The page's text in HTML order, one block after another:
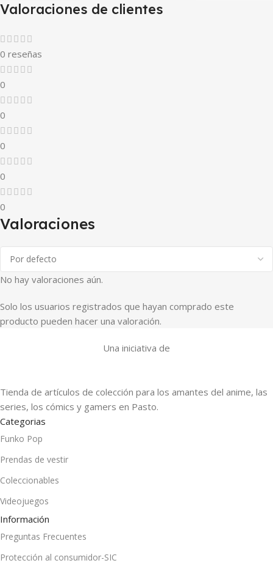
Valoraciones de clientes
0 reseñas
0
0
0
0
0
Valoraciones
No hay valoraciones aún.
Solo los usuarios registrados que hayan comprado este
producto pueden hacer una valoración.
Una iniciativa de
Tienda de artículos de colección para los amantes del anime, las
series, los cómics y gamers en Pasto.
Categorias
Funko Pop
Prendas de vestir
Coleccionables
Videojuegos
Información
Preguntas Frecuentes
Protección al consumidor-SIC